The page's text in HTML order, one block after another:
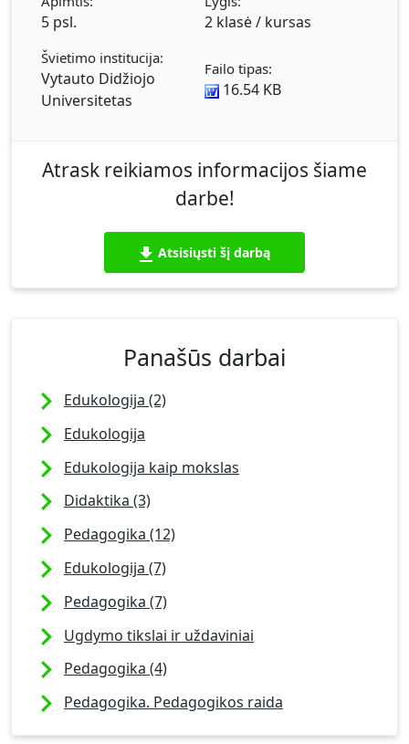
5 psl. 2 klasė / kursas
Švietimo institucija:
Vytauto Didžiojo
Universitetas
Failo tipas:
16.54 KB
Atrask reikiamos informacijos šiame
darbe!
Atsisiųsti šį darbą
Panašūs darbai
Edukologija (2)
Edukologija
Edukologija kaip mokslas
Didaktika (3)
Pedagogika (12)
Edukologija (7)
Pedagogika (7)
Ugdymo tikslai ir uždaviniai
Pedagogika (4)
Pedagogika. Pedagogikos raida